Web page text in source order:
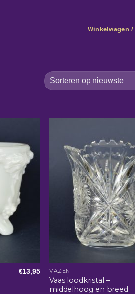
Winkelwagen /
€13,95 VAZEN
Vaas loodkristal –
middelhoog en breed